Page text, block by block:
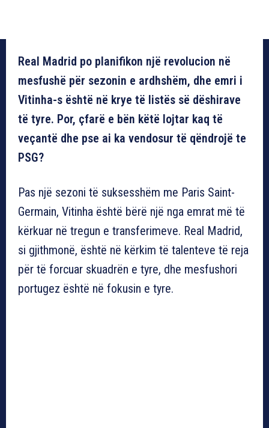
Real Madrid po planifikon një revolucion në
mesfushë për sezonin e ardhshëm, dhe emri i
Vitinha-s është në krye të listës së dëshirave
të tyre. Por, çfarë e bën këtë lojtar kaq të
veçantë dhe pse ai ka vendosur të qëndrojë te
PSG?
Pas një sezoni të suksesshëm me Paris Saint-
Germain, Vitinha është bërë një nga emrat më të
kërkuar në tregun e transferimeve. Real Madrid,
si gjithmonë, është në kërkim të talenteve të reja
për të forcuar skuadrën e tyre, dhe mesfushori
portugez është në fokusin e tyre.